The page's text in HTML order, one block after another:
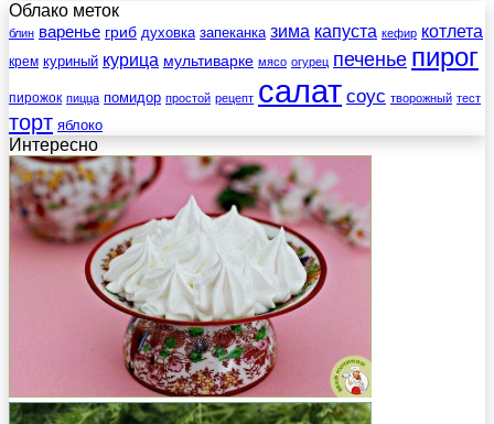
Облако меток
блин варенье гриб духовка запеканка зима капуста кефир котлета
крем куриный курица мультиварке мясо огурец печенье пирог
пирожок пицца помидор простой рецепт салат соус творожный тест
торт яблоко
Интересно